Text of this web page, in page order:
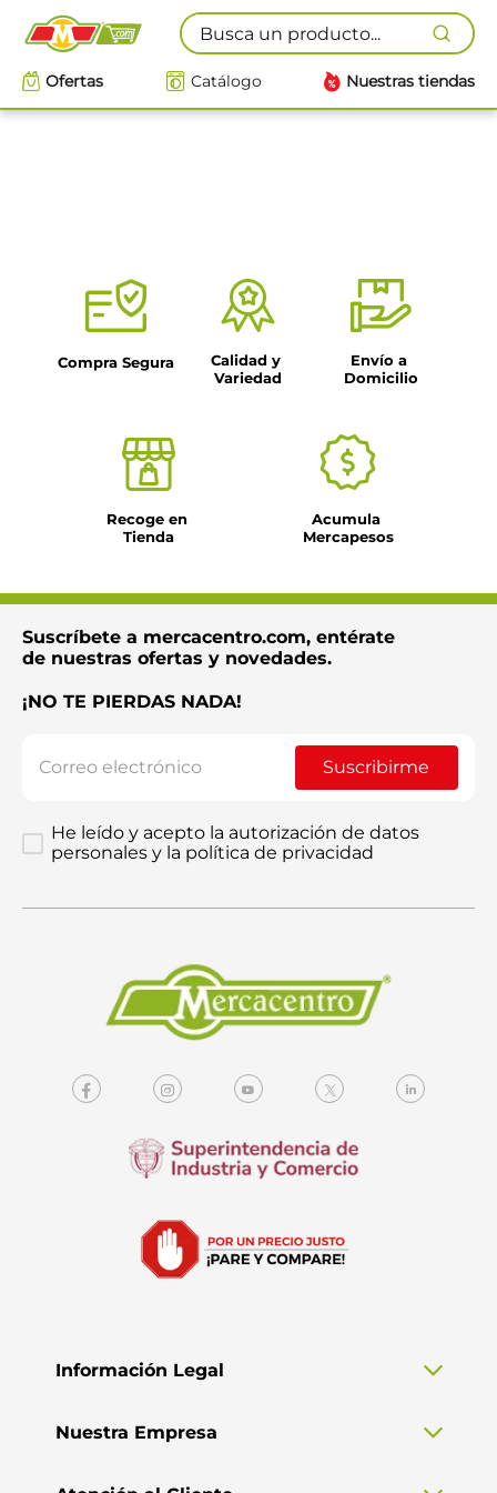
Busca un producto...
Ofertas Catálogo Nuestras tiendas
Compra Segura
Calidad y
Variedad
Envío a
Domicilio
Recoge en
Tienda
Acumula
Mercapesos
Suscríbete a mercacentro.com, entérate
de nuestras ofertas y novedades.
¡NO TE PIERDAS NADA!
Suscribirme
He leído y acepto la autorización de datos
personales y la política de privacidad
Información Legal
Nuestra Empresa